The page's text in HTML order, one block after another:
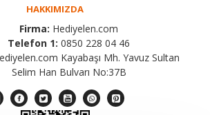
HAKKIMIZDA
Firma: Hediyelen.com
Telefon 1: 0850 228 04 46
Kayabaşı Mh. Yavuz Sultan
Selim Han Bulvarı No:37B